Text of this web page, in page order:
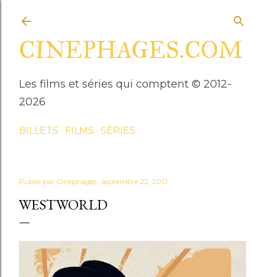
CINEPHAGES.COM
Les films et séries qui comptent © 2012-
2026
BILLETS FILMS SÉRIES
Publié par Cinéphages septembre 22, 2012
WESTWORLD